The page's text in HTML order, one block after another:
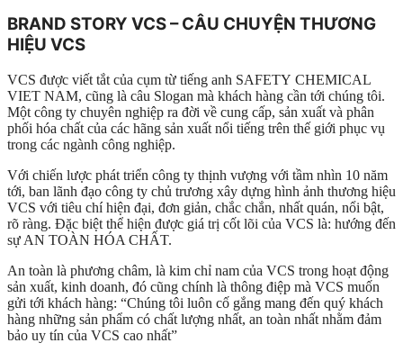
BRAND STORY VCS – CÂU CHUYỆN THƯƠNG
HIỆU VCS
VCS được viết tắt của cụm từ tiếng anh SAFETY CHEMICAL
VIET NAM, cũng là câu Slogan mà khách hàng cần tới chúng tôi.
Một công ty chuyên nghiệp ra đời về cung cấp, sản xuất và phân
phối hóa chất của các hãng sản xuất nổi tiếng trên thế giới phục vụ
trong các ngành công nghiệp.
Với chiến lược phát triển công ty thịnh vượng với tầm nhìn 10 năm
tới, ban lãnh đạo công ty chủ trương xây dựng hình ảnh thương hiệu
VCS với tiêu chí hiện đại, đơn giản, chắc chắn, nhất quán, nổi bật,
rõ ràng. Đặc biệt thể hiện được giá trị cốt lõi của VCS là: hướng đến
sự AN TOÀN HÓA CHẤT.
An toàn là phương châm, là kim chỉ nam của VCS trong hoạt động
sản xuất, kinh doanh, đó cũng chính là thông điệp mà VCS muốn
gửi tới khách hàng: “Chúng tôi luôn cố gắng mang đến quý khách
hàng những sản phẩm có chất lượng nhất, an toàn nhất nhằm đảm
bảo uy tín của VCS cao nhất”